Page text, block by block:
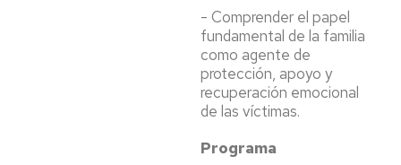
- Comprender el papel
fundamental de la familia
como agente de
protección, apoyo y
recuperación emocional
de las víctimas.
Programa